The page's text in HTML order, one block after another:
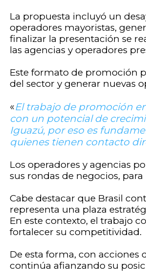
La propuesta incluyó un
operadores mayoristas,
finalizar la presentación se
las agencias y operadores
Este formato de promoción
del sector y generar nuevas
«El trabajo de promoción
con un potencial de
Iguazú, por eso es
quienes tienen contacto
Los operadores y agencias
sus rondas de negocios,
Cabe destacar que Brasil
representa una plaza
En este contexto, el trabajo
fortalecer su competitividad.
De esta forma, con
continúa afianzando su